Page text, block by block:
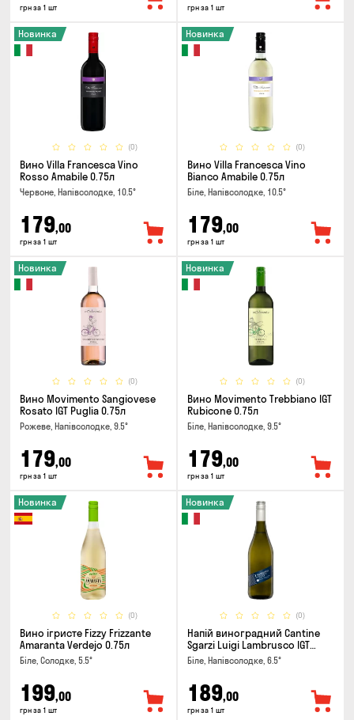
грн за 1 шт грн за 1 шт
(0)
Новинка
Вино Villa Francesca Vino
Rosso Amabile 0.75л
Червоне, Напівсолодке, 10.5°
179,00
грн за 1 шт
(0)
Новинка
Вино Villa Francesca Vino
Bianco Amabile 0.75л
Біле, Напівсолодке, 10.5°
179,00
грн за 1 шт
(0)
Новинка
Вино Movimento Sangiovese
Rosato IGT Puglia 0.75л
Рожеве, Напівсолодке, 9.5°
179,00
грн за 1 шт
(0)
Новинка
Вино Movimento Trebbiano IGT
Rubicone 0.75л
Біле, Напівсолодке, 9.5°
179,00
грн за 1 шт
(0)
Новинка
Вино ігристе Fizzy Frizzante
Amaranta Verdejo 0.75л
Біле, Солодке, 5.5°
199,00
грн за 1 шт
(0)
Новинка
Напій виноградний Cantine
Sgarzi Luigi Lambrusco IGT
Emilia Bianca Frizziante 0.75л
Біле, Напівсолодке, 6.5°
189,00
грн за 1 шт